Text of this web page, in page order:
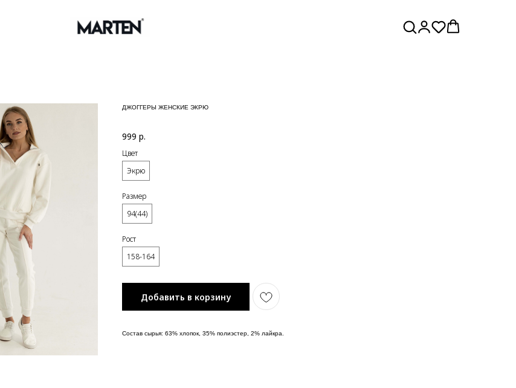
ДЖОГГЕРЫ ЖЕНСКИЕ ЭКРЮ
999 р.
Цвет
Экрю
Размер
94(44)
Рост
158-164
Добавить в корзину
Состав сырья: 63% хлопок, 35% полиэстер, 2% лайкра.